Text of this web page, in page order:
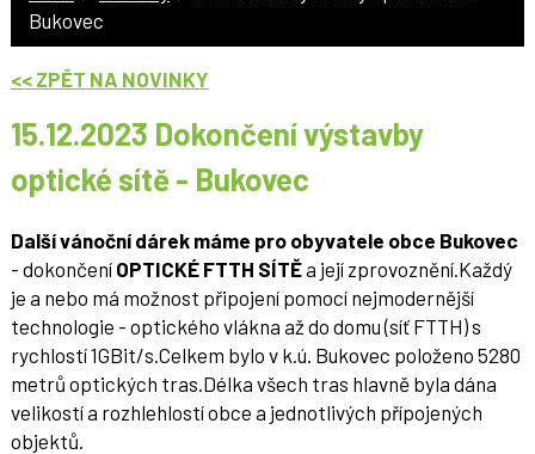
Bukovec
<< ZPĚT NA NOVINKY
15.12.2023 Dokončení výstavby
optické sítě - Bukovec
Další vánoční dárek máme pro obyvatele obce Bukovec
- dokončení OPTICKÉ FTTH SÍTĚa její zprovoznění.Každý
je a nebo má možnost připojení pomocí nejmodernější
technologie - optického vlákna až do domu (síť FTTH) s
rychlostí 1GBit/s.Celkem bylo v k.ú. Bukovec položeno 5280
metrů optických tras.Délka všech tras hlavně byla dána
velikostí a rozhlehlostí obce a jednotlivých přípojených
objektů.